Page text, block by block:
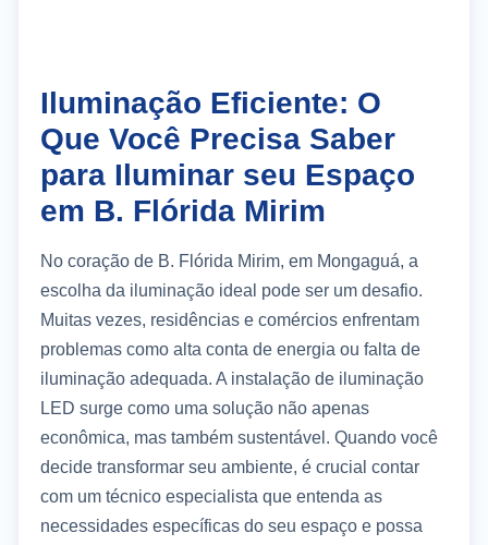
Iluminação Eficiente: O
Que Você Precisa Saber
para Iluminar seu Espaço
em B. Flórida Mirim
No coração de B. Flórida Mirim, em Mongaguá, a
escolha da iluminação ideal pode ser um desafio.
Muitas vezes, residências e comércios enfrentam
problemas como alta conta de energia ou falta de
iluminação adequada. A instalação de iluminação
LED surge como uma solução não apenas
econômica, mas também sustentável. Quando você
decide transformar seu ambiente, é crucial contar
com um técnico especialista que entenda as
necessidades específicas do seu espaço e possa